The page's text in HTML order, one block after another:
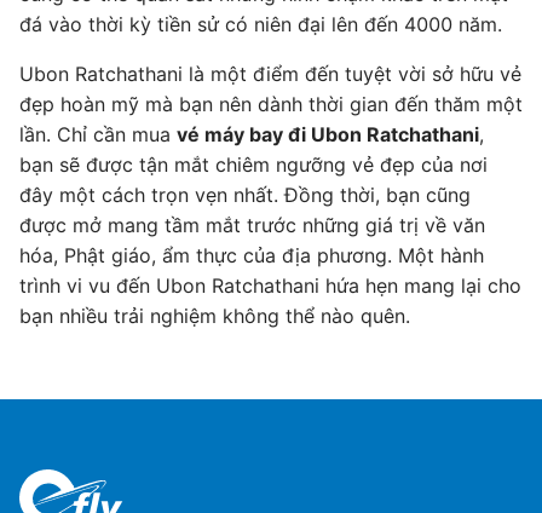
đá vào thời kỳ tiền sử có niên đại lên đến 4000 năm.
Ubon Ratchathani là một điểm đến tuyệt vời sở hữu vẻ
đẹp hoàn mỹ mà bạn nên dành thời gian đến thăm một
lần. Chỉ cần mua vé máy bay đi Ubon Ratchathani,
bạn sẽ được tận mắt chiêm ngưỡng vẻ đẹp của nơi
đây một cách trọn vẹn nhất. Đồng thời, bạn cũng
được mở mang tầm mắt trước những giá trị về văn
hóa, Phật giáo, ẩm thực của địa phương. Một hành
trình vi vu đến Ubon Ratchathani hứa hẹn mang lại cho
bạn nhiều trải nghiệm không thể nào quên.